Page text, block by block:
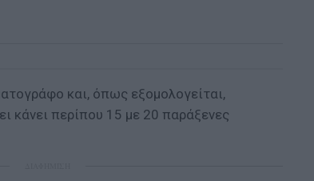
και, όπως εξομολογείται,
κάνει περίπου 15 με 20 παράξενες